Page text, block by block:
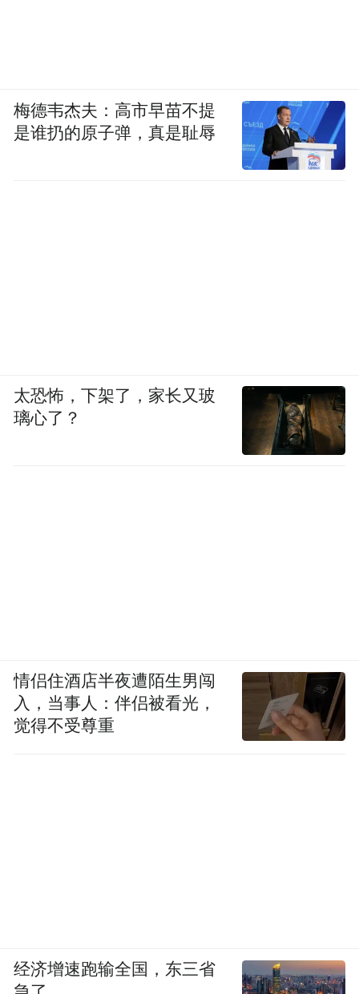
梅德韦杰夫：高市早苗不提
是谁扔的原子弹，真是耻辱
太恐怖，下架了，家长又玻
璃心了？
情侣住酒店半夜遭陌生男闯
入，当事人：伴侣被看光，
觉得不受尊重
经济增速跑输全国，东三省